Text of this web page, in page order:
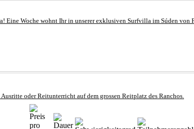
Woche wohnt Ihr in unserer exklusiven Surfvilla im Súden von
oder Reitunterricht auf dem grossen Reitplatz des Ranchos.